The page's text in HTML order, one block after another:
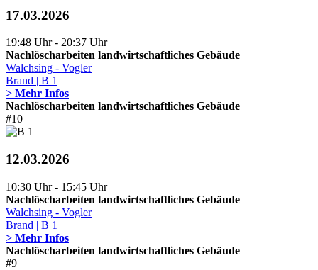
17.03.2026
19:48 Uhr - 20:37 Uhr
Nachlöscharbeiten landwirtschaftliches Gebäude
Walchsing - Vogler
Brand | B 1
> Mehr Infos
Nachlöscharbeiten landwirtschaftliches Gebäude
#10
12.03.2026
10:30 Uhr - 15:45 Uhr
Nachlöscharbeiten landwirtschaftliches Gebäude
Walchsing - Vogler
Brand | B 1
> Mehr Infos
Nachlöscharbeiten landwirtschaftliches Gebäude
#9